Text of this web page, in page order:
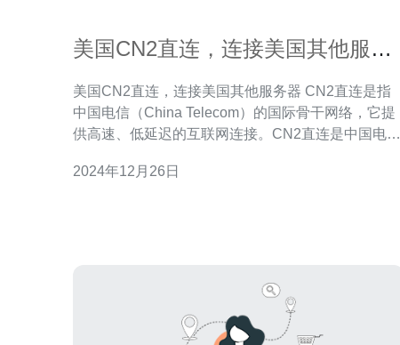
美国CN2直连，连接美国其他服务
美国CN2直连，连接美国其他服务器 CN2直连是指
中国电信（China Telecom）的国际骨干网络，它提
供高速、低延迟的互联网连接。CN2直连是中国电信
味着数据传输不再依赖传统的转发节点，直接连接到
2024年12月26日